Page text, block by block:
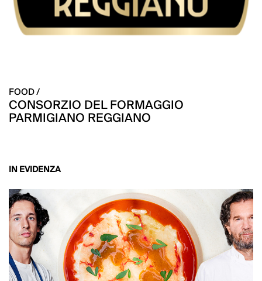
FOOD /
CONSORZIO DEL FORMAGGIO
PARMIGIANO REGGIANO
IN EVIDENZA